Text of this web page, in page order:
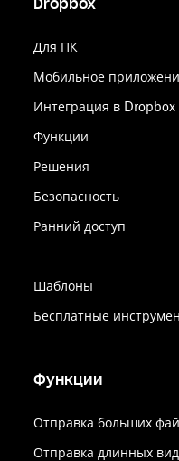
Dropbox
Для ПК
Мобильное
Интеграция в Dropbox
Функции
Решения
Безопасность
Ранний доступ
Шаблоны
Бесплатные
Функции
Отправка больших
Отправка длинных